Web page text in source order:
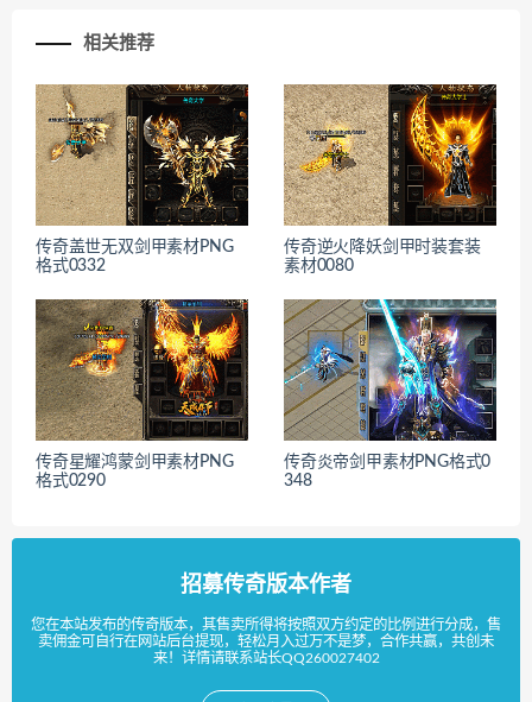
相关推荐
传奇盖世无双剑甲素材PNG
格式0332
传奇逆火降妖剑甲时装套装
素材0080
传奇星耀鸿蒙剑甲素材PNG
格式0290
传奇炎帝剑甲素材PNG格式0
348
招募传奇版本作者
您在本站发布的传奇版本，其售卖所得将按照双方约定的比例进行分成，售
卖佣金可自行在网站后台提现，轻松月入过万不是梦，合作共赢，共创未
来！详情请联系站长QQ260027402